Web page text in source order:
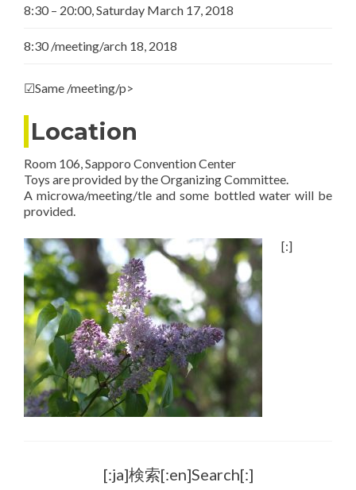
8:30 – 20:00, Saturday March 17, 2018
8:30 /meeting/arch 18, 2018
☑Same /meeting/p>
Location
Room 106, Sapporo Convention Center
Toys are provided by the Organizing Committee.
A microwa/meeting/tle and some bottled water will be
provided.
[:]
[:ja]検索[:en]Search[:]